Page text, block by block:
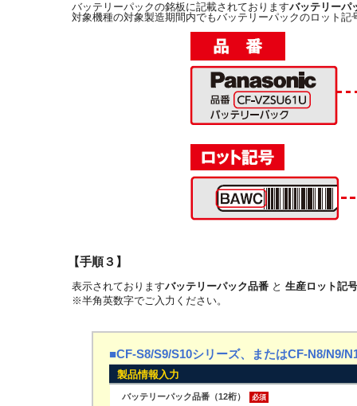
バッテリーパックの銘板に記載されておりますバッテリーパ
対象機種の対象製造期間内でもバッテリーパックのロット
【手順３】
表示されておりますバッテリーパック品番 と 生産ロット記号
※半角英数字でご入力ください。
■CF-S8/S9/S10シリーズ、またはCF-N8/N9/
製品情報入力
バッテリーパック品番（12桁） 必須